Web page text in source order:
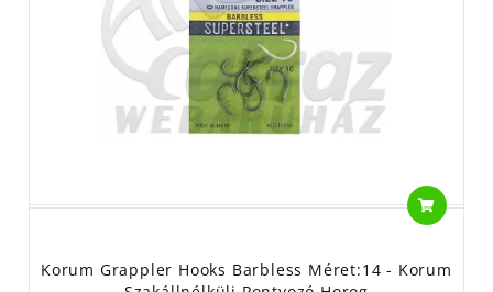
Korum Grappler Hooks Barbless Méret:14 - Korum